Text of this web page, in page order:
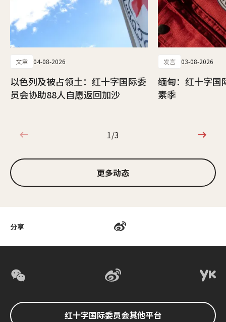
分享
文章 04-08-2026
以色列及被占领土：红十字国际委
员会协助88人自愿返回加沙
发言 03-08-2026
缅甸：红十字国
素季
1/3
1/3
更多动态
红十字国际委员会其他平台